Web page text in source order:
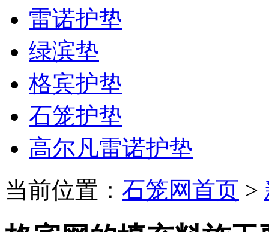
雷诺护垫
绿滨垫
格宾护垫
石笼护垫
高尔凡雷诺护垫
当前位置： 石笼网首页 >